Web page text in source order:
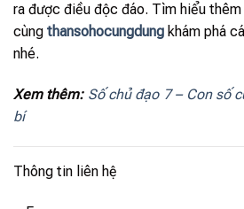
ra được điều độc đáo. Tìm hiểu thêm
cùng thansohocungdung khám phá
nhé.
Xem thêm: Số chủ đạo 7 – Con số
bí
Thông tin liên hệ